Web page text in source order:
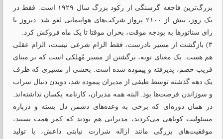
بزرگ‌ترین فاجعه گرسنگی از رکود بزرگ سال ۱۹۲۹ است. فقط در
یک روز، بیش از ۲۱۰۰ پرواز شرکت‌های هواپیمایی لغو شد. دیروز با
رای سناتورها به بودجه موقت، بحران موقتا تا یک ماه فروکش کرد.
۳) بازگشت از مسیر نادرست، فقط الزام شرعی نیست، الزام عقلی
هم هست. یک معنای توبه، برگشتن از مسیر مُهلکی است که بر مبنای
فریب خصم، پذیرفته و پیموده شده است. بخشی از مسیری که ظرف
یک دهه گذشته توسط طیفی از مدیران پیموده شد، دویدن دنبال سراب
و سوزاندن فرصت‌ها بود. البته همه مدیران، کارنامه یکسان نداشته‌اند.
در همان دوره‌ای که برخی به وعده‌های دشمن دل بسته و درباره
مسئولیت کوتاهی می‌کردند، مدیرانی هم بودند که کمر همت بستند،
موفقیت‌های بزرگی مانند ازاله شرارت نیابتی داعش، یا تولید